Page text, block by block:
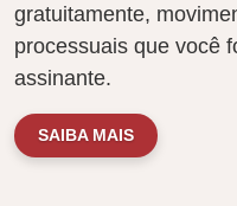
gratuitamente,
processuais que você
assinante.
SAIBA MAIS